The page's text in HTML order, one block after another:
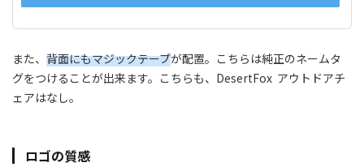
また、 背面にもマジックテープが配置。こちらは純正のネームタ
グをつけることが出来ます。こちらも、DesertFox アウトドアチ
ェアはなし。
ロゴの質感